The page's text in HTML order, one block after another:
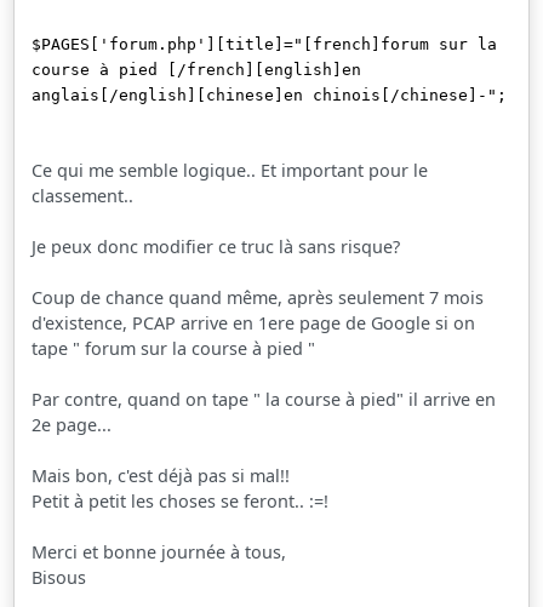
$PAGES['forum.php'][title]="[french]forum sur la
course à pied [/french][english]en
anglais[/english][chinese]en chinois[/chinese]-";
Ce qui me semble logique.. Et important pour le
classement..
Je peux donc modifier ce truc là sans risque?
Coup de chance quand même, après seulement 7 mois
d'existence, PCAP arrive en 1ere page de Google si on
tape " forum sur la course à pied "
Par contre, quand on tape " la course à pied" il arrive en
2e page...
Mais bon, c'est déjà pas si mal!!
Petit à petit les choses se feront.. :=!
Merci et bonne journée à tous,
Bisous